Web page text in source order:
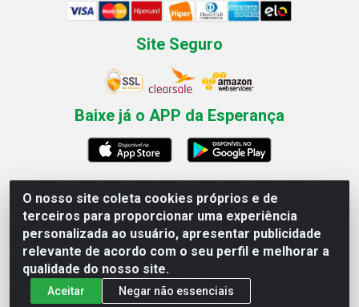
O nosso site coleta cookies próprios e de
terceiros para proporcionar uma experiência
personalizada ao usuário, apresentar publicidade
relevante de acordo com o seu perfil e melhorar a
qualidade do nosso site.
Aceitar Negar não essenciais
Site Seguro
Baixe já o APP da Esperança
Esperança Nordeste - Rua Professor Caldas Filho, 291 -
Estância - Recife / PE CEP: 50771-335 - CNPJ
03.666.136/0001-23